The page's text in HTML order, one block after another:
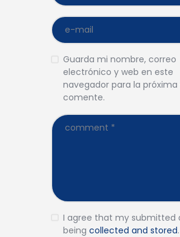
Guarda mi nombre, correo
electrónico y web en este
navegador para la próxima
comente.
I agree that my submitted
being collected and stored.